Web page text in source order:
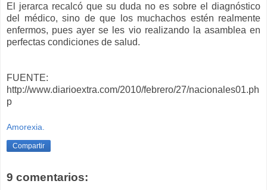
El jerarca recalcó que su duda no es sobre el diagnóstico
del médico, sino de que los muchachos estén realmente
enfermos, pues ayer se les vio realizando la asamblea en
perfectas condiciones de salud.
FUENTE:
http://www.diarioextra.com/2010/febrero/27/nacionales01.ph
p
Amorexia.
Compartir
9 comentarios: